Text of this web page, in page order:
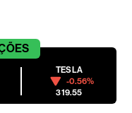
TESLA
-0.56%
319.55